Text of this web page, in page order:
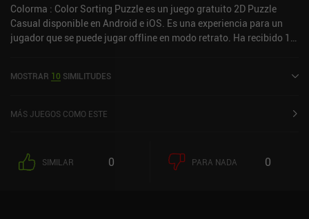
Colorma : Color Sorting Puzzle es un juego gratuito 2D Puzzle
Casual disponible en Android e iOS. Es una experiencia para un
jugador que se puede jugar offline en modo retrato. Ha recibido 1
valoración actual de 4,8 sobre 5,0 en Google Play y de 4,9 sobre 5,0
MOSTRAR 10 SIMILITUDES
MÁS JUEGOS COMO ESTE
SIMILAR 0 PARA NADA 0